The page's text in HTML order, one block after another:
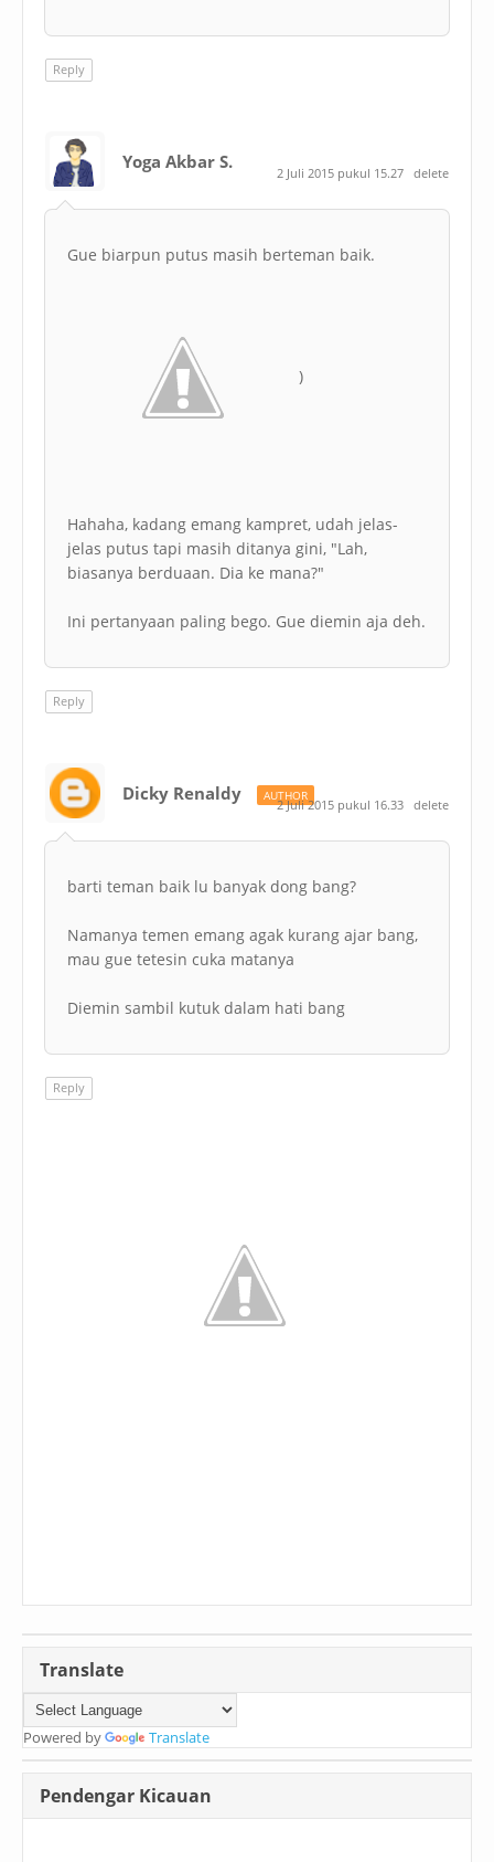
Reply
Yoga Akbar S.
2 Juli 2015 pukul 15.27 delete
Gue biarpun putus masih berteman baik.
)
Hahaha, kadang emang kampret, udah jelas-
jelas putus tapi masih ditanya gini, "Lah,
biasanya berduaan. Dia ke mana?"
Ini pertanyaan paling bego. Gue diemin aja deh.
Reply
Dicky Renaldy AUTHOR
2 Juli 2015 pukul 16.33 delete
barti teman baik lu banyak dong bang?
Namanya temen emang agak kurang ajar bang,
mau gue tetesin cuka matanya
Diemin sambil kutuk dalam hati bang
Reply
Translate
Powered by Translate
Pendengar Kicauan